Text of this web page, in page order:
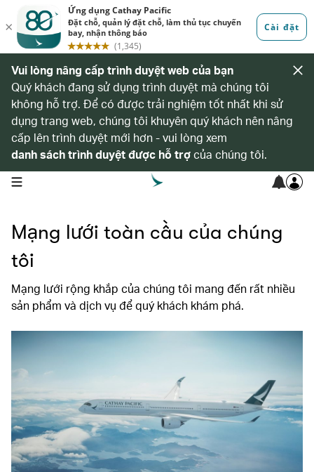
Vui lòng nâng cấp trình duyệt web của bạn
Quý khách đang sử dụng trình duyệt mà chúng tôi
không hỗ trợ. Để có được trải nghiệm tốt nhất khi sử
dụng trang web, chúng tôi khuyên quý khách nên nâng
cấp lên trình duyệt mới hơn - vui lòng xem
danh sách trình duyệt được hỗ trợcủa chúng tôi.
open navigation menu
Mạng lưới toàn cầu của chúng
tôi
Mạng lưới rộng khắp của chúng tôi mang đến rất nhiều
sản phẩm và dịch vụ để quý khách khám phá.